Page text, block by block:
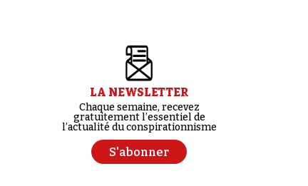
LA NEWSLETTER
Chaque semaine, recevez
gratuitement l’essentiel de
l’actualité du conspirationnisme
S'abonner